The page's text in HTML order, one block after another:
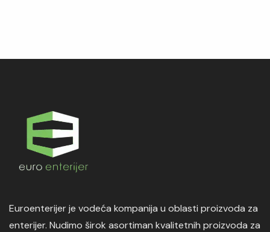
Euroenterijer je vodeća kompanija u oblasti proizvoda za
enterijer. Nudimo širok asortiman kvalitetnih proizvoda za